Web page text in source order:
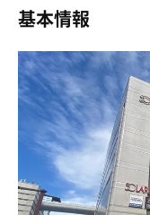
ととのいスポッ
た。
運動した後で玉
たのに加え、サ
か、軽くグワン
背もたれある椅
そんなこんなで
いつものスポー
^^。
ただ、一部のお
りする。気にな
使用後のタオル
に。
シャワールーム
ととのわず！
状態にとらわれ
ンセル。脳卒中
松たか子とstus
張りました。
歌詞がぶっささ
ルより先に肉体
おすすめのトレ
基本情報